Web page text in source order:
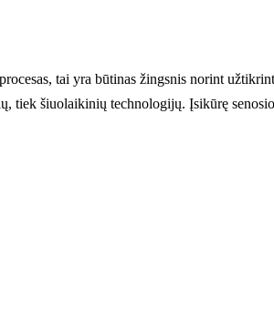
tai yra būtinas žingsnis norint
tiek šiuolaikinių technologijų. Įsikūrę